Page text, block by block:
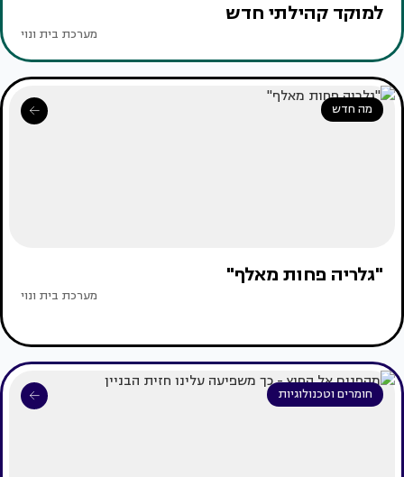
למוקד קהילתי חדש
מערכת בית ונוי
מה חדש
"גלריה פחות מאלף"
מערכת בית ונוי
חומרים וטכנולוגיות